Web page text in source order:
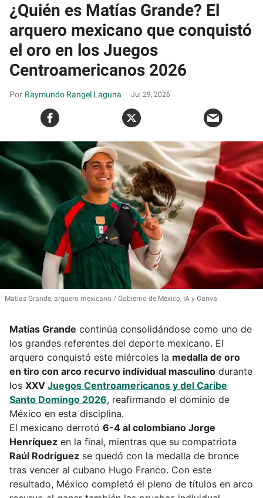
¿Quién es Matías Grande? El
arquero mexicano que conquistó
el oro en los Juegos
Centroamericanos 2026
Raymundo Rangel Laguna Jul 29, 2026
Matías Grande, arquero mexicano Gobierno de México, IA y Canva
Matías Grande continúa consolidándose como uno de
los grandes referentes del deporte mexicano. El
arquero conquistó este miércoles la medalla de oro
en tiro con arco recurvo individual masculino durante
los XXV Juegos Centroamericanos y del Caribe
Santo Domingo 2026, reafirmando el dominio de
México en esta disciplina.
El mexicano derrotó 6-4 al colombiano Jorge
Henríquez en la final, mientras que su compatriota
Raúl Rodríguez se quedó con la medalla de bronce
tras vencer al cubano Hugo Franco. Con este
resultado, México completó el pleno de títulos en arco